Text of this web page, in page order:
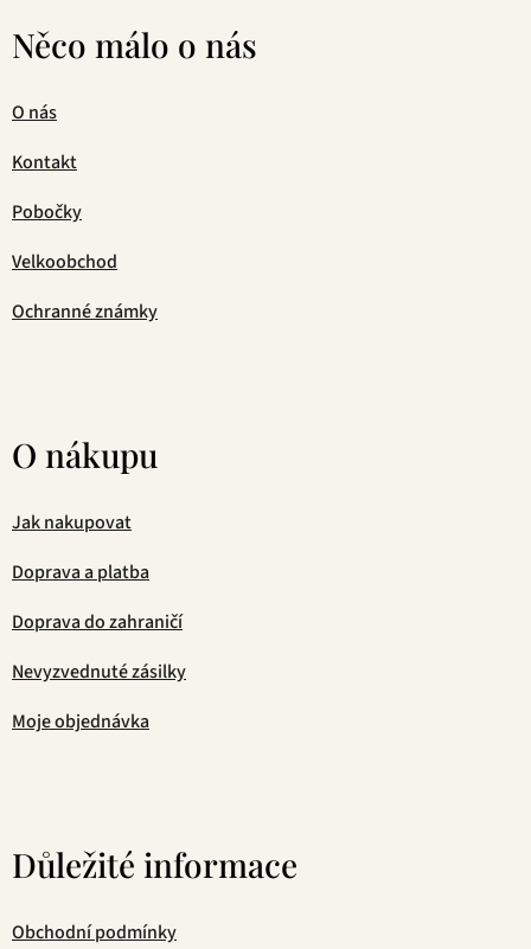
Něco málo o nás
O nás
Kontakt
Pobočky
Velkoobchod
Ochranné známky
O nákupu
Jak nakupovat
Doprava a platba
Doprava do zahraničí
Nevyzvednuté zásilky
Moje objednávka
Důležité informace
Obchodní podmínky